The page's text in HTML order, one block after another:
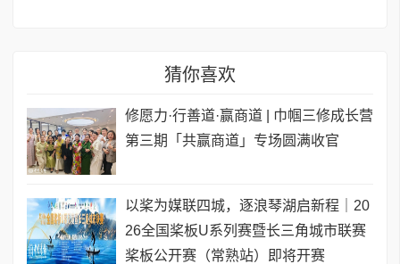
猜你喜欢
修愿力·行善道·赢商道 | 巾帼三修成长营
第三期「共赢商道」专场圆满收官
以桨为媒联四城，逐浪琴湖启新程｜20
26全国桨板U系列赛暨长三角城市联赛
桨板公开赛（常熟站）即将开赛